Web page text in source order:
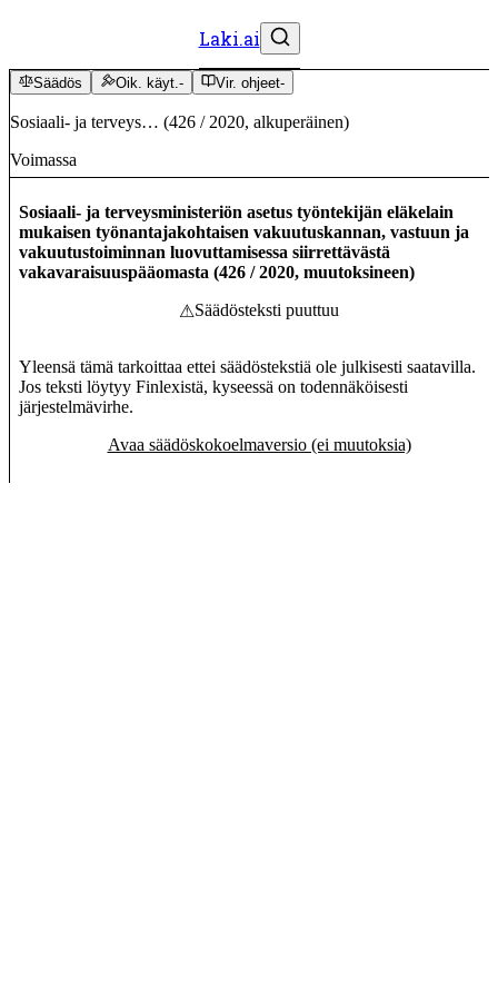
Laki.ai
Säädös Oik. käyt.- Vir. ohjeet-
Sosiaali- ja terveys… (426 / 2020, alkuperäinen)
Voimassa
Sosiaali- ja terveysministeriön asetus työntekijän eläkelain
mukaisen työnantajakohtaisen vakuutuskannan, vastuun ja
vakuutustoiminnan luovuttamisessa siirrettävästä
vakavaraisuuspääomasta (426 /2020, muutoksineen)
⚠Säädösteksti puuttuu
Yleensä tämä tarkoittaa ettei säädöstekstiä ole julkisesti saatavilla.
Jos teksti löytyy Finlexistä, kyseessä on todennäköisesti
järjestelmävirhe.
Avaa säädöskokoelmaversio (ei muutoksia)